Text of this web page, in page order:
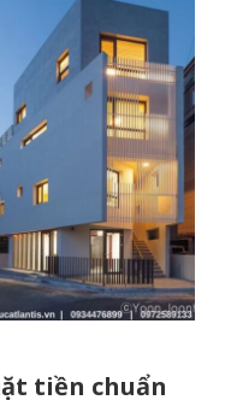
tiền chuẩn